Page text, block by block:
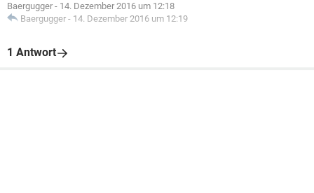
Baergugger - 14. Dezember 2016 um 12:18
Baergugger - 14. Dezember 2016 um 12:19
1 Antwort